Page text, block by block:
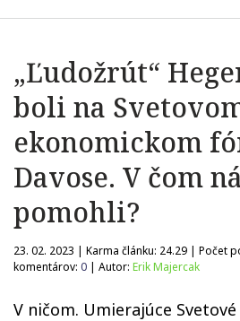
„Ľudožrút“
boli na
ekonomickom
Davose. V čom
pomohli?
23. 02. 2023 | Karma článku: 24.29 | Počet
komentárov: 0 | Autor: Erik Majercak
V ničom. Umierajúce